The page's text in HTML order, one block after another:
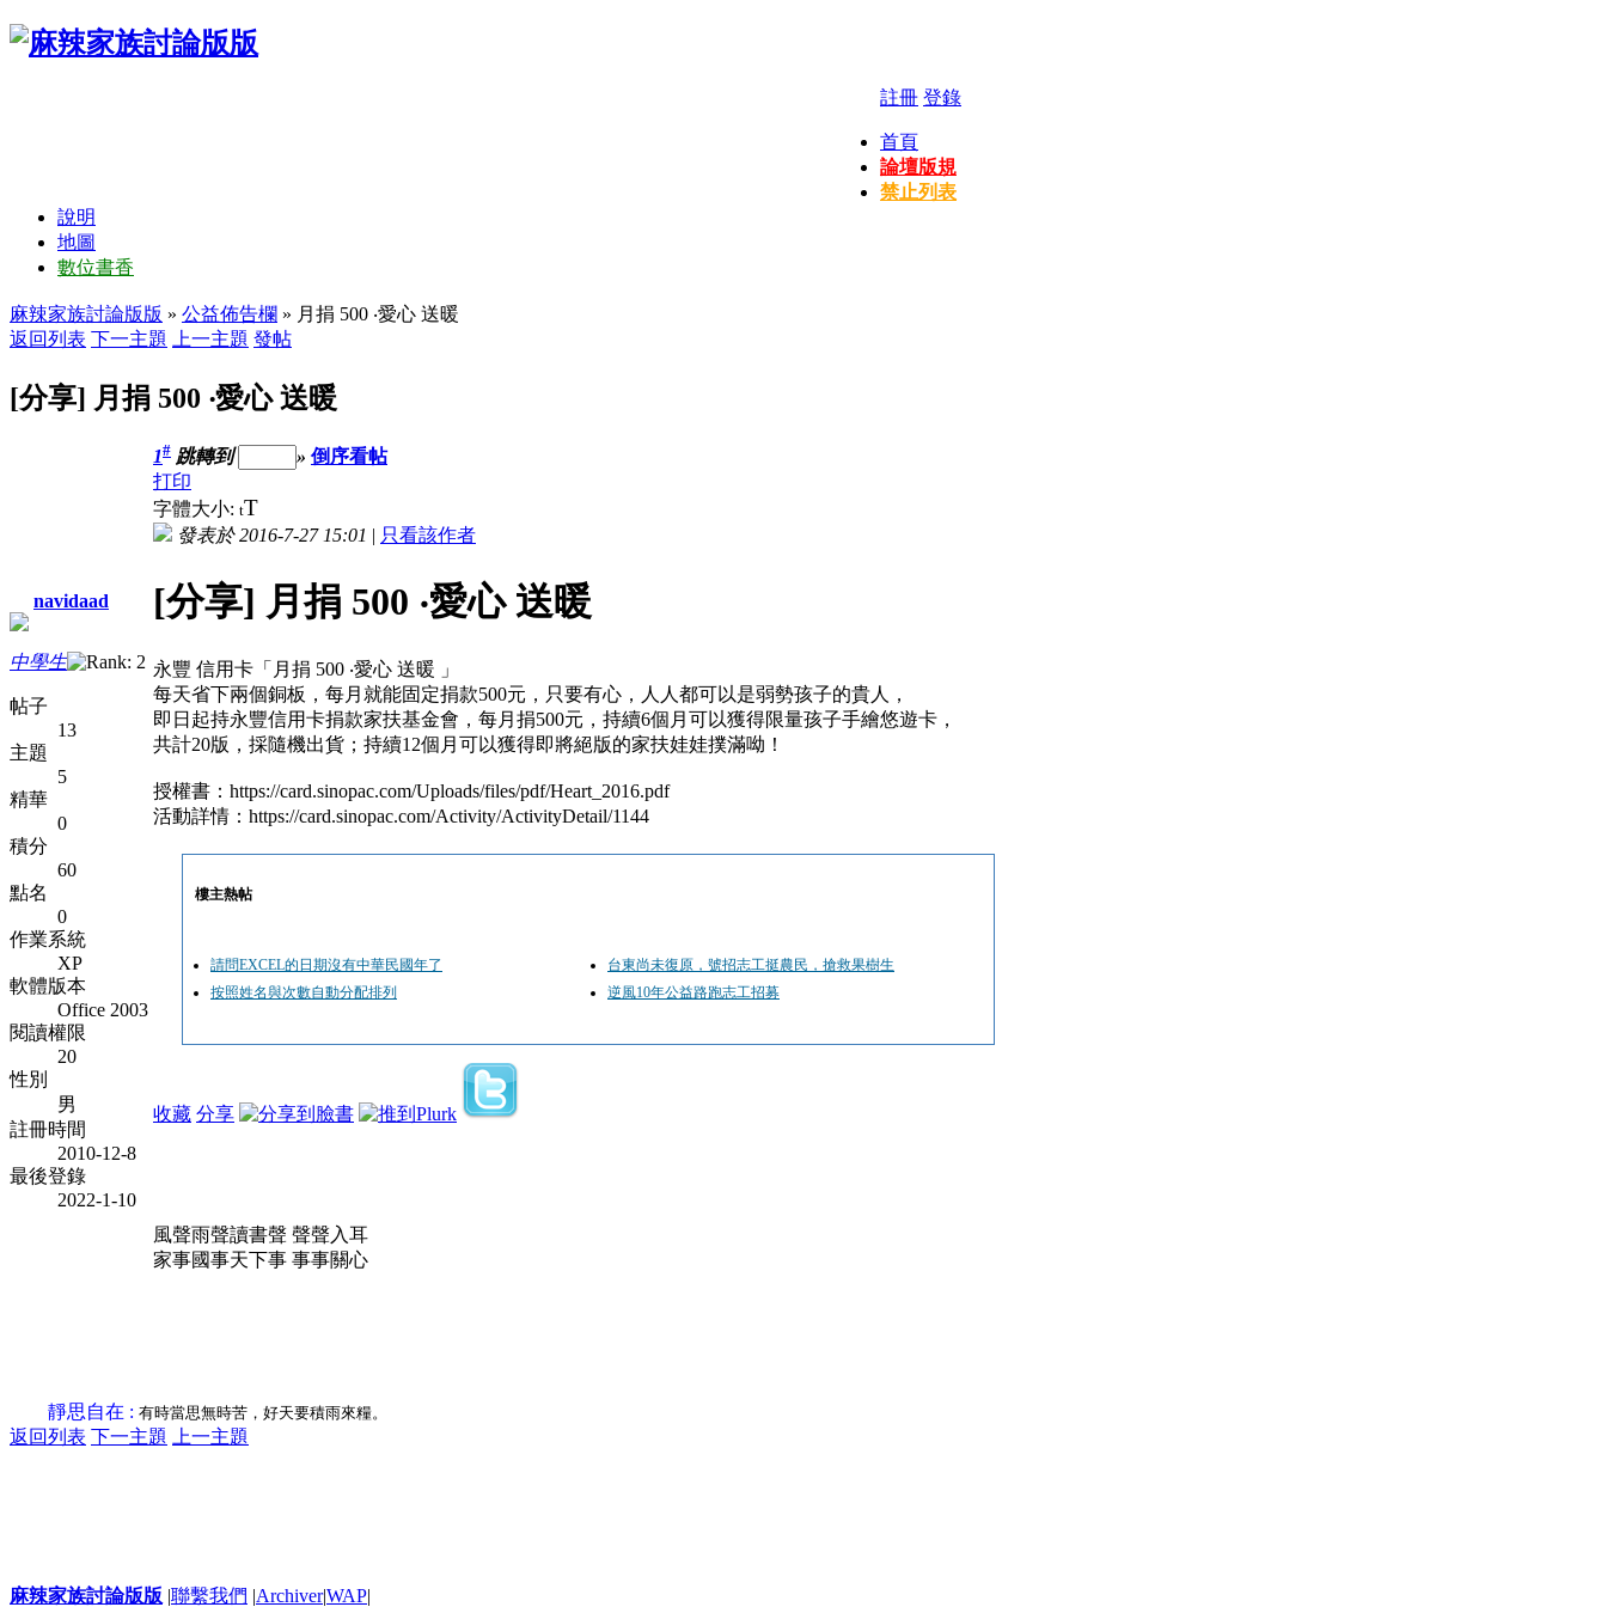
註冊 登錄
首頁
論壇版規
禁止列表
說明
地圖
數位書香
麻辣家族討論版版 » 公益佈告欄 » 月捐 500 ‧愛心 送暖
返回列表 下一主題 上一主題 發帖
[分享] 月捐 500 ‧愛心 送暖
navidaad
中學生
帖子
13
主題
5
精華
0
積分
60
點名
0
作業系統
XP
軟體版本
Office 2003
閱讀權限
20
性別
男
註冊時間
2010-12-8
最後登錄
2022-1-10
1# 跳轉到 » 倒序看帖
打印
字體大小: tT
發表於 2016-7-27 15:01 | 只看該作者
[分享] 月捐 500 ‧愛心 送暖
永豐 信用卡「月捐 500 ‧愛心 送暖 」
每天省下兩個銅板，每月就能固定捐款500元，只要有心，人人都可以是弱勢孩子的貴人，
即日起持永豐信用卡捐款家扶基金會，每月捐500元，持續6個月可以獲得限量孩子手繪悠遊卡，
共計20版，採隨機出貨；持續12個月可以獲得即將絕版的家扶娃娃撲滿呦！
授權書：https://card.sinopac.com/Uploads/files/pdf/Heart_2016.pdf
活動詳情：https://card.sinopac.com/Activity/ActivityDetail/1144
樓主熱帖
請問EXCEL的日期沒有中華民國年了
台東尚未復原，號招志工挺農民，搶救果樹生
按照姓名與次數自動分配排列
逆風10年公益路跑志工招募
收藏 分享
風聲雨聲讀書聲 聲聲入耳
家事國事天下事 事事關心
靜思自在 : 有時當思無時苦，好天要積雨來糧。
返回列表 下一主題 上一主題
麻辣家族討論版版 |聯繫我們 |Archiver|WAP|